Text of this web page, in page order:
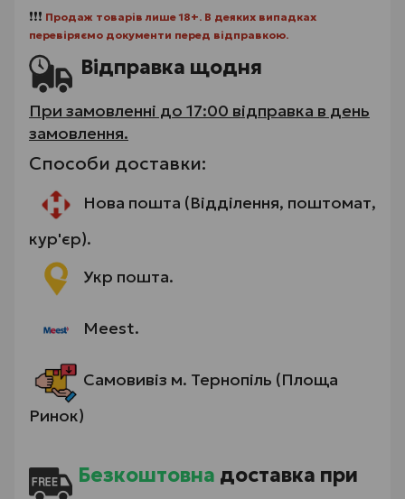
❗❗❗ Продаж товарів лише 18+. В деяких випадках
перевіряємо документи перед відправкою.
Відправка щодня
При замовленні до 17:00 відправка в день
замовлення.
Способи доставки:
Нова пошта (Відділення, поштомат,
кур'єр).
Укр пошта.
Meest.
Самовивіз м. Тернопіль (Площа
Ринок)
Безкоштовна доставка при